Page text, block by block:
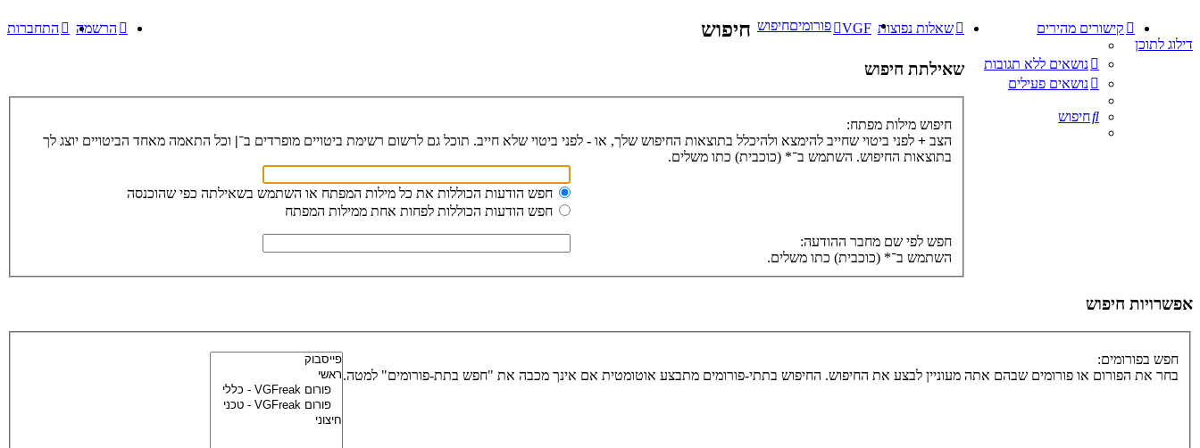
דילוג לתוכן
קישורים מהירים
נושאים ללא תגובות
נושאים פעילים
חיפוש
שאלות נפוצות התחברות הרשמה VGF פורומיםחיפוש חיפוש
שאילתת חיפוש
חיפוש מילות מפתח:
הצב + לפני ביטוי שחייב להימצא ולהיכלל בתוצאות החיפוש שלך, או - לפני ביטוי שלא חייב. תוכל גם לרשום רשימת ביטויים מופרדים ב־| וכל התאמה מאחד הביטויים יוצג לך
בתוצאות החיפוש. השתמש ב־* (כוכבית) כתו משלים.
חפש הודעות הכוללות את כל מילות המפתח או השתמש בשאילתה כפי שהוכנסה
חפש הודעות הכוללות לפחות אחת ממילות המפתח
חפש לפי שם מחבר ההודעה:
השתמש ב־* (כוכבית) כתו משלים.
אפשרויות חיפוש
חפש בפורומים:
בחר את הפורום או פורומים שבהם אתה מעוניין לבצע את החיפוש. החיפוש בתתי-פורומים מתבצע אוטומטית אם אינך מכבה את "חפש בתת-פורומים" למטה.